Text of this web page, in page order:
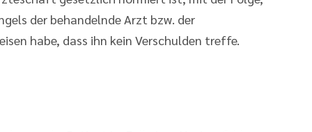
der behandelnde Arzt bzw. der
habe, dass ihn kein Verschulden treffe.